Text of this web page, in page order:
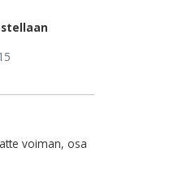
voiman, osa